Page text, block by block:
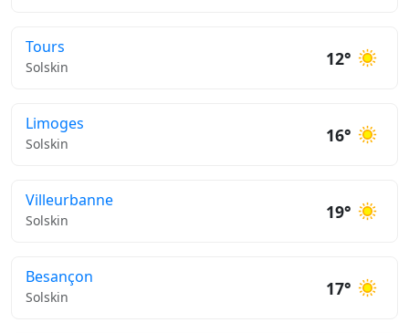
Tours
Solskin 12°
Limoges
Solskin 16°
Villeurbanne
Solskin 19°
Besançon
Solskin 17°